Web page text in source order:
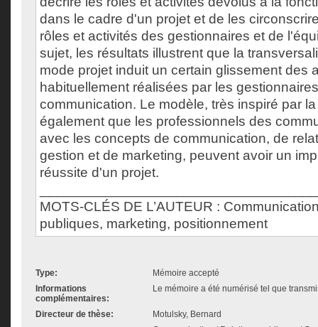
dans le cadre d'un projet et de les
rôles et activités des gestionnaires et de
sujet, les résultats illustrent que la
mode projet induit un certain glissement des
habituellement réalisées par les
communication. Le modèle, très inspiré par
également que les professionnels des
avec les concepts de communication, de
gestion et de marketing, peuvent avoir un
réussite d'un projet.
MOTS-CLÉS DE L’AUTEUR :
publiques, marketing, positionnement
Type:
Mémoire accepté
Informations
complémentaires:
Le mémoire a été numérisé tel que
Directeur de thèse: Motulsky, Bernard